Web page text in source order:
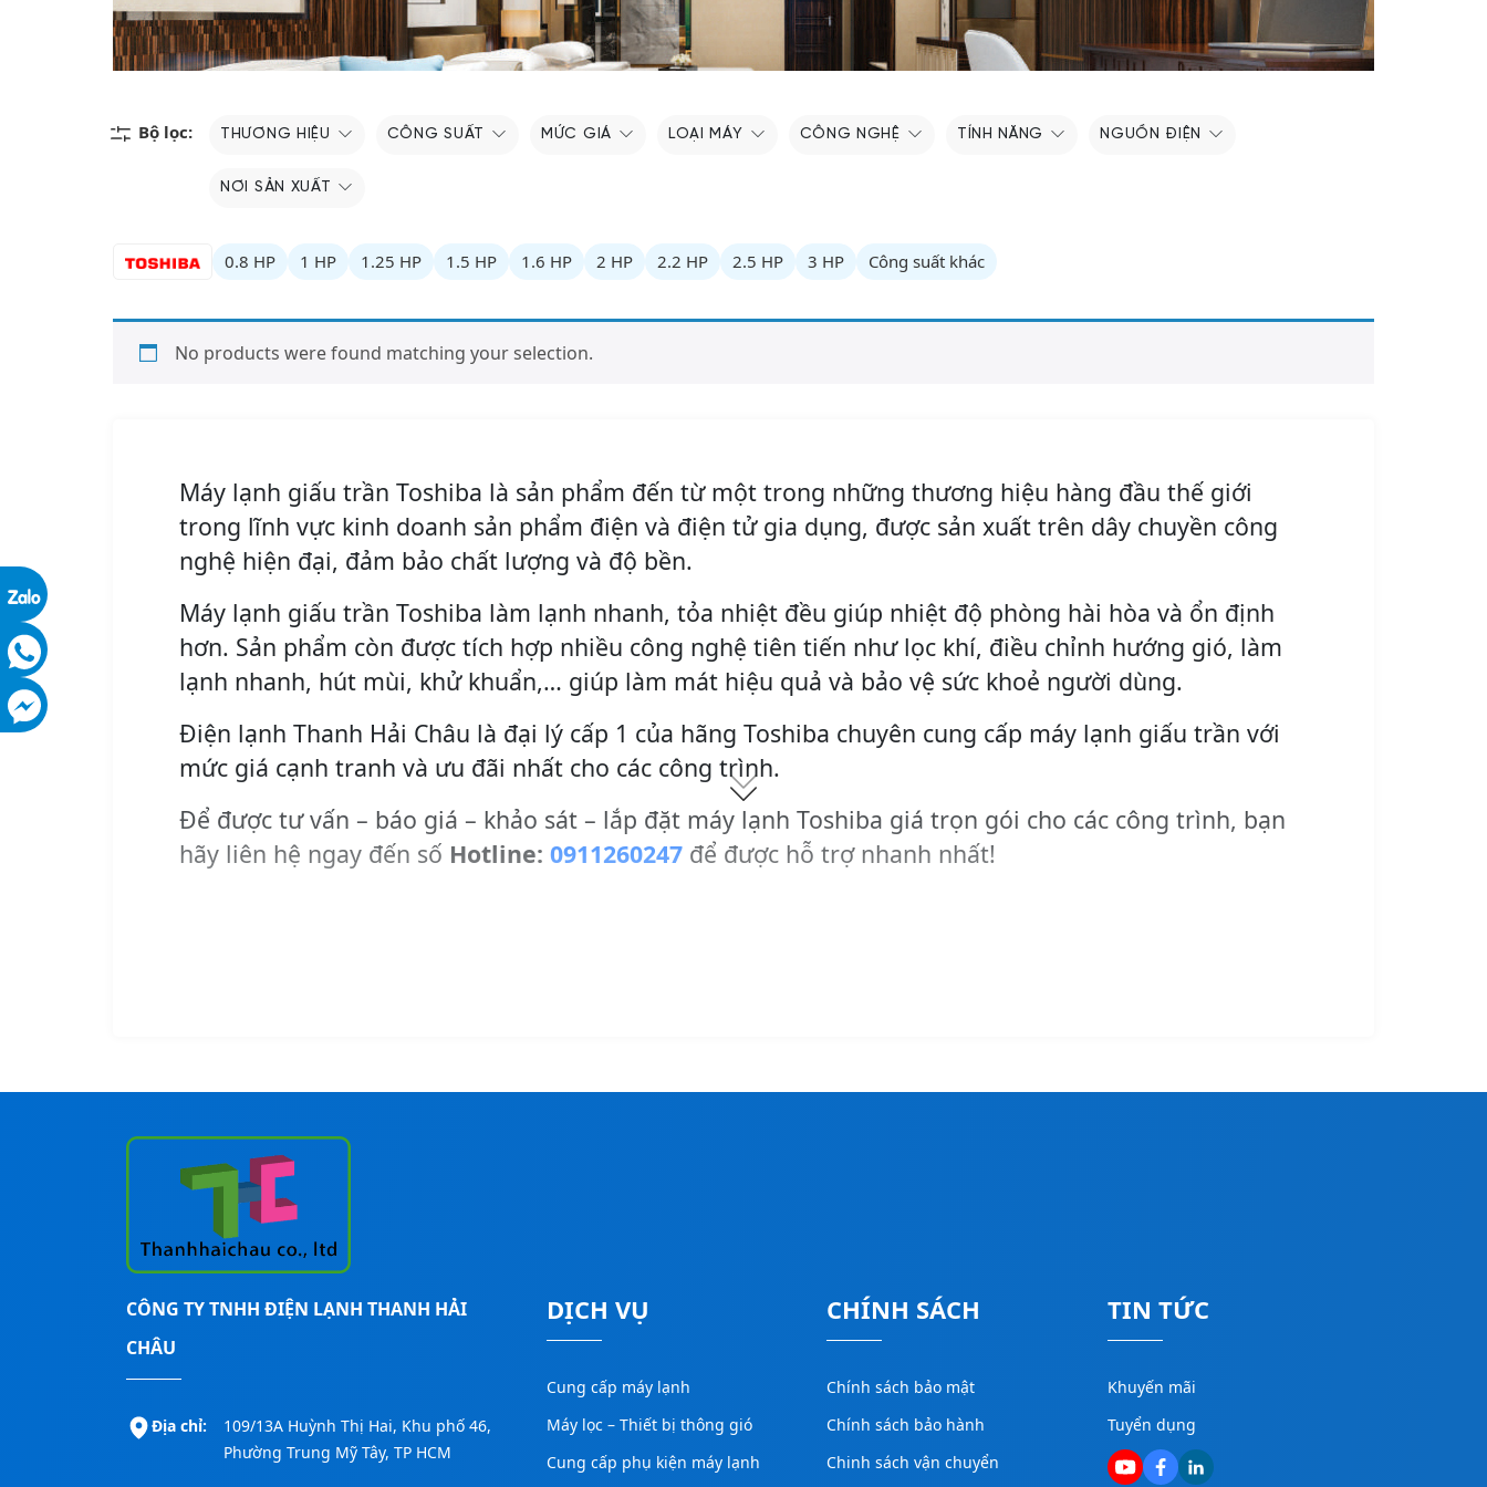
Bộ lọc: THƯƠNG HIỆU CÔNG SUẤT MỨC GIÁ LOẠI MÁY CÔNG NGHỆ TÍNH NĂNG NGUỒN ĐIỆN
NƠI SẢN XUẤT
0.8 HP 1 HP 1.25 HP 1.5 HP 1.6 HP 2 HP 2.2 HP 2.5 HP 3 HP Công suất khác
No products were found matching your selection.
Máy lạnh giấu trần Toshiba là sản phẩm đến từ một trong những thương hiệu hàng đầu thế giới
trong lĩnh vực kinh doanh sản phẩm điện và điện tử gia dụng, được sản xuất trên dây chuyền công
nghệ hiện đại, đảm bảo chất lượng và độ bền.
Máy lạnh giấu trần Toshiba làm lạnh nhanh, tỏa nhiệt đều giúp nhiệt độ phòng hài hòa và ổn định
hơn. Sản phẩm còn được tích hợp nhiều công nghệ tiên tiến như lọc khí, điều chỉnh hướng gió, làm
lạnh nhanh, hút mùi, khử khuẩn,… giúp làm mát hiệu quả và bảo vệ sức khoẻ người dùng.
Điện lạnh Thanh Hải Châu là đại lý cấp 1 của hãng Toshiba chuyên cung cấp máy lạnh giấu trần với
mức giá cạnh tranh và ưu đãi nhất cho các công trình.
Để được tư vấn – báo giá – khảo sát – lắp đặt máy lạnh Toshiba giá trọn gói cho các công trình, bạn
hãy liên hệ ngay đến số Hotline: 0911260247 để được hỗ trợ nhanh nhất!
CÔNG TY TNHH ĐIỆN LẠNH THANH HẢI
CHÂU
Địa chỉ:
109/13A Huỳnh Thị Hai, Khu phố 46,
Phường Trung Mỹ Tây, TP HCM
DỊCH VỤ
Cung cấp máy lạnh
Máy lọc – Thiết bị thông gió
Cung cấp phụ kiện máy lạnh
CHÍNH SÁCH
Chính sách bảo mật
Chính sách bảo hành
Chinh sách vận chuyển
TIN TỨC
Khuyến mãi
Tuyển dụng